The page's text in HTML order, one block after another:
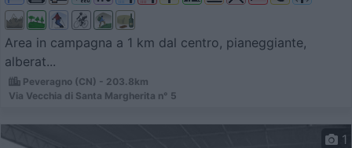
Area in campagna a 1 km dal centro, pianeggiante,
alberat...
Peveragno (CN) - 203.8km
Via Vecchia di Santa Margherita n° 5
1